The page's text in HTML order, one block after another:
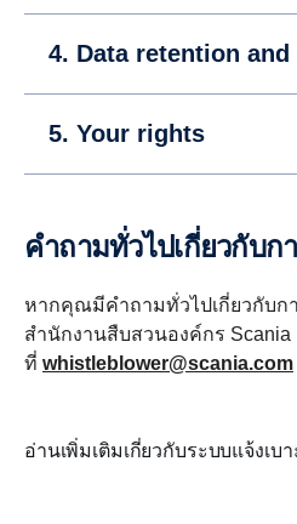
4. Data retention and
5. Your rights
คำถามทั่วไปเกี่ยวกับ
หากคุณมีคำถามทั่วไปเกี่ยวกับก
สำนักงานสืบสวนองค์กร Scania
ที่ whistleblower@scania.com
อ่านเพิ่มเติมเกี่ยวกับระบบแจ้งเบ